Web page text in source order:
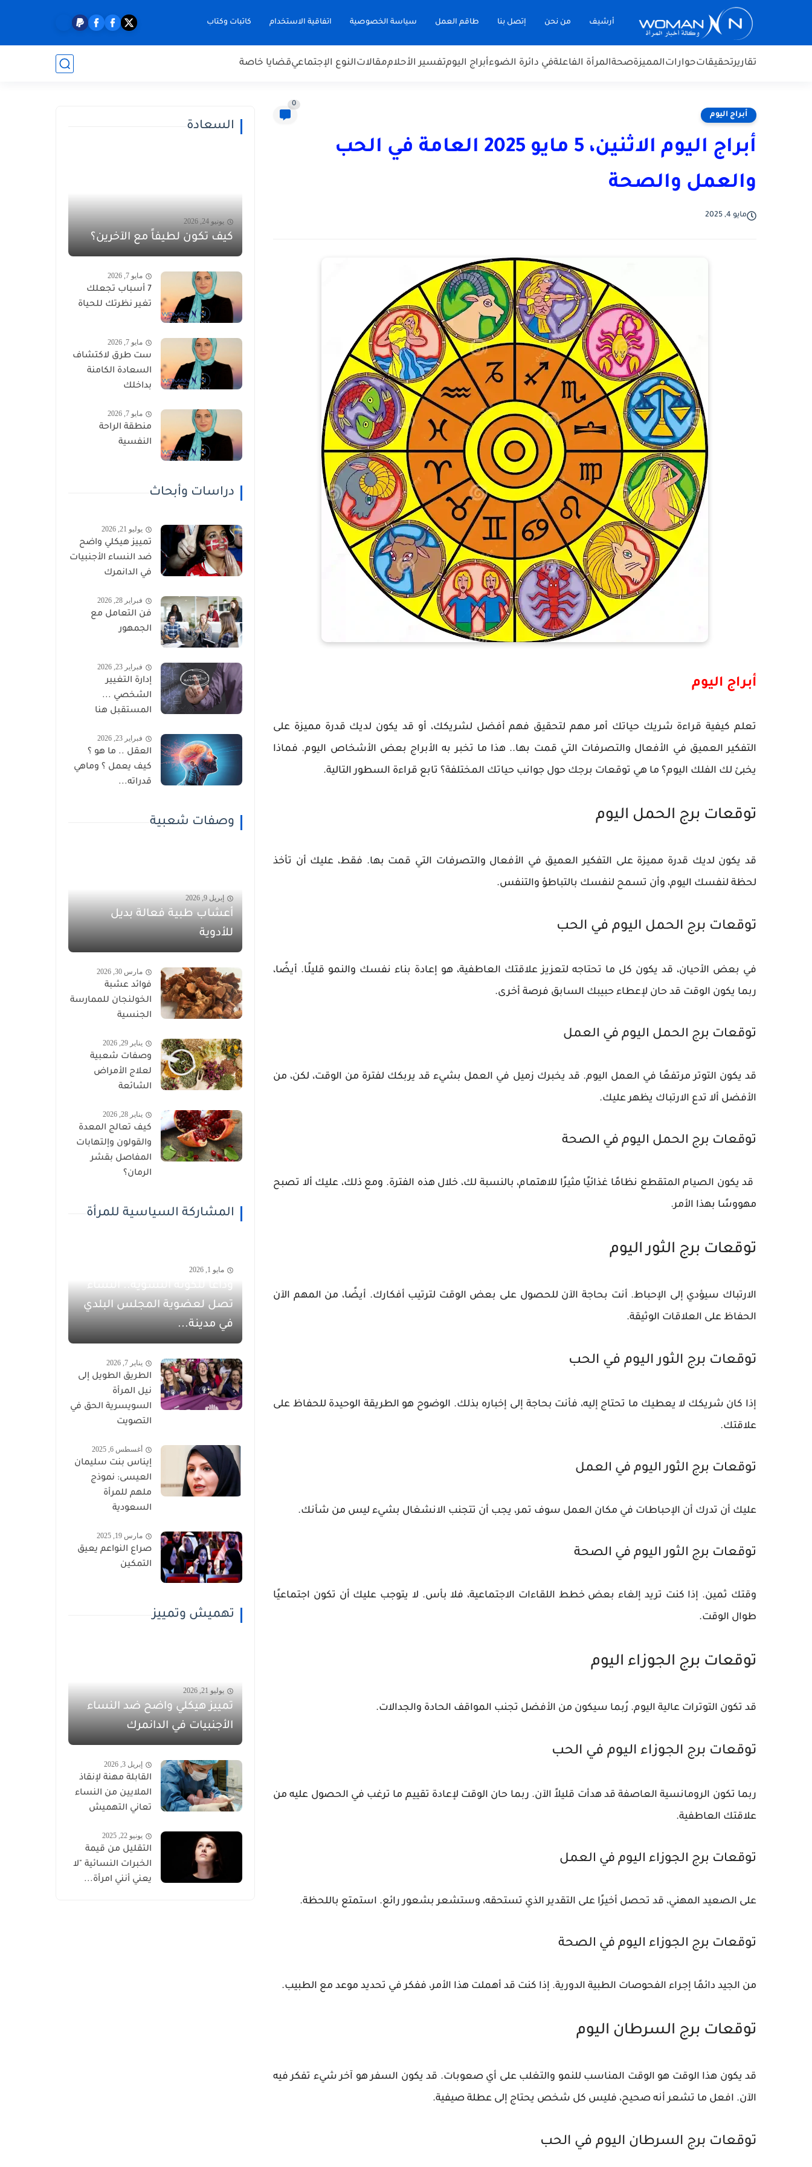
أرشيف من نحن إتصل بنا طاقم العمل سياسة الخصوصية اتفاقية الاستخدام كاتبات وكتاب
تقاريرتحقيقاتحواراتالمميزةصحةالمرأة الفاعلةفي دائرة الضوءأبراج اليومتفسير الأحلاممقالاتالنوع الإجتماعيقضايا خاصة
أبراج اليوم
0
أبراج اليوم الاثنين، 5 مايو 2025 العامة في الحب
والعمل والصحة
مايو 4, 2025
أبراج اليوم
تعلم كيفية قراءة شريك حياتك أمر مهم لتحقيق فهم أفضل لشريكك، أو قد يكون لديك قدرة مميزة على
التفكير العميق في الأفعال والتصرفات التي قمت بها.. هذا ما تخبر به الأبراج بعض الأشخاص اليوم. فماذا
يخبئ لك الفلك اليوم؟ ما هي توقعات برجك حول جوانب حياتك المختلفة؟ تابع قراءة السطور التالية.
توقعات برج الحمل اليوم
قد يكون لديك قدرة مميزة على التفكير العميق في الأفعال والتصرفات التي قمت بها. فقط، عليك أن تأخذ
لحظة لنفسك اليوم، وأن تسمح لنفسك بالتباطؤ والتنفس.
توقعات برج الحمل اليوم في الحب
في بعض الأحيان، قد يكون كل ما تحتاجه لتعزيز علاقتك العاطفية، هو إعادة بناء نفسك والنمو قليلًا. أيضًا،
ربما يكون الوقت قد حان لإعطاء حبيبك السابق فرصة أخرى.
توقعات برج الحمل اليوم في العمل
قد يكون التوتر مرتفعًا في العمل اليوم. قد يخبرك زميل في العمل بشيء قد يربكك لفترة من الوقت، لكن، من
الأفضل ألا تدع الارتباك يظهر عليك.
توقعات برج الحمل اليوم في الصحة
​​ قد يكون الصيام المتقطع نظامًا غذائيًا مثيرًا للاهتمام، بالنسبة لك، خلال هذه الفترة. ومع ذلك، عليك ألا تصبح
مهووسًا بهذا الأمر.
توقعات برج الثور اليوم
الارتباك سيؤدي إلى الإحباط. أنت بحاجة الآن للحصول على بعض الوقت لترتيب أفكارك. أيضًا، من المهم الآن
الحفاظ على العلاقات الوثيقة.
توقعات برج الثور اليوم في الحب
إذا كان شريكك لا يعطيك ما تحتاج إليه، فأنت بحاجة إلى إخباره بذلك. الوضوح هو الطريقة الوحيدة للحفاظ على
علاقتك.
توقعات برج الثور اليوم في العمل
عليك أن تدرك أن الإحباطات في مكان العمل سوف تمر، يجب أن تتجنب الانشغال بشيء ليس من شأنك.
توقعات برج الثور اليوم في الصحة
وقتك ثمين. إذا كنت تريد إلغاء بعض خطط اللقاءات الاجتماعية، فلا بأس. لا يتوجب عليك أن تكون اجتماعيًا
طوال الوقت.
توقعات برج الجوزاء اليوم
قد تكون التوترات عالية اليوم. رُبما سيكون من الأفضل تجنب المواقف الحادة والجدالات.
توقعات برج الجوزاء اليوم في الحب
ربما تكون الرومانسية العاصفة قد هدأت قليلاً الآن. ربما حان الوقت لإعادة تقييم ما ترغب في الحصول عليه من
علاقتك العاطفية.
توقعات برج الجوزاء اليوم في العمل
على الصعيد المهني، قد تحصل أخيرًا على التقدير الذي تستحقه، وستشعر بشعور رائع. استمتع باللحظة.
توقعات برج الجوزاء اليوم في الصحة
​​من الجيد دائمًا إجراء الفحوصات الطبية الدورية. إذا كنت قد أهملت هذا الأمر، ففكر في تحديد موعد مع الطبيب.
توقعات برج السرطان اليوم
قد يكون هذا الوقت هو الوقت المناسب للنمو والتغلب على أي صعوبات. قد يكون السفر هو آخر شيء تفكر فيه
الآن. افعل ما تشعر أنه صحيح، فليس كل شخص يحتاج إلى عطلة صيفية.
توقعات برج السرطان اليوم في الحب
السعادة
يونيو 24, 2026
كيف تكون لطيفاً مع الآخرين؟
مايو 7, 2026
7 أسباب تجعلك
تغير نظرتك للحياة
مايو 7, 2026
ست طرق لاكتشاف
السعادة الكامنة
بداخلك
مايو 7, 2026
منطقة الراحة
النفسية
دراسات وأبحاث
يوليو 21, 2026
تمييز هيكلي واضح
ضد النساء الأجنبيات
في الدانمرك
فبراير 28, 2026
فن التعامل مع
الجمهور
فبراير 23, 2026
إدارة التغيير
الشخصي ...
المستقبل هنا
فبراير 23, 2026
العقل .. ما هو ؟
كيف يعمل ؟ وماهي
قدراته...
وصفات شعبية
إبريل 9, 2026
أعشاب طبية فعالة بديل
للأدوية
مارس 30, 2026
فوائد عشبة
الخولنجان للممارسة
الجنسية
يناير 29, 2026
وصفات شعبية
لعلاج الأمراض
الشائعة
يناير 28, 2026
كيف تعالج المعدة
والقولون وإلتهابات
المفاصل بقشر
الرمان؟
المشاركة السياسية للمرأة
مايو 1, 2026
وداعاً للكوتة النسوية.. النساء
تصل لعضوية المجلس البلدي
في مدينة...
يناير 7, 2026
الطريق الطويل إلى
نيل المرأة
السويسرية الحق في
التصويت
أغسطس 6, 2025
إيناس بنت سليمان
العيسى: نموذج
ملهم للمرأة
السعودية
مارس 19, 2025
صراع النواعم يعيق
التمكين
تهميش وتمييز
يوليو 21, 2026
تمييز هيكلي واضح ضد النساء
الأجنبيات في الدانمرك
إبريل 3, 2026
القابلة مهنة لإنقاذ
الملايين من النساء
تعاني التهميش
يونيو 22, 2025
التقليل من قيمة
الخبرات النسائية "لا
يعني أنني امرأة...